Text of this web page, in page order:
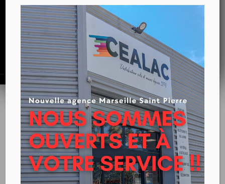
MENU